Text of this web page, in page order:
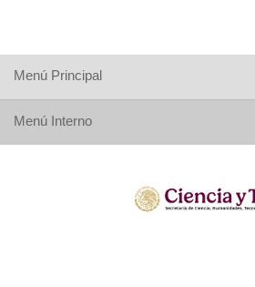
Menú Principal
Menú Interno